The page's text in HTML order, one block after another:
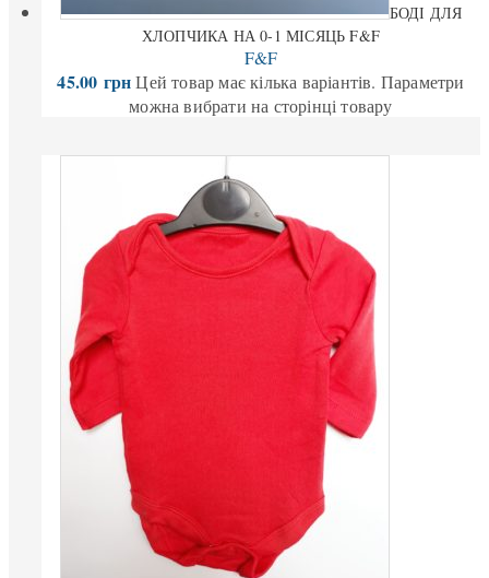
БОДІ ДЛЯ
ХЛОПЧИКА НА 0-1 МІСЯЦЬ F&F
F&F
45.00 грн Цей товар має кілька варіантів. Параметри
можна вибрати на сторінці товару